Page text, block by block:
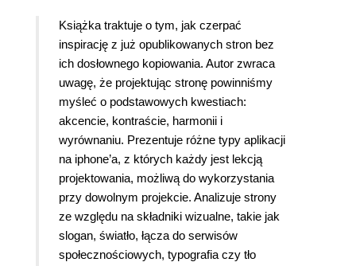
Książka traktuje o tym, jak czerpać
inspirację z już opublikowanych stron bez
ich dosłownego kopiowania. Autor zwraca
uwagę, że projektując stronę powinniśmy
myśleć o podstawowych kwestiach:
akcencie, kontraście, harmonii i
wyrównaniu. Prezentuje różne typy aplikacji
na iphone’a, z których każdy jest lekcją
projektowania, możliwą do wykorzystania
przy dowolnym projekcie. Analizuje strony
ze względu na składniki wizualne, takie jak
slogan, światło, łącza do serwisów
społecznościowych, typografia czy tło